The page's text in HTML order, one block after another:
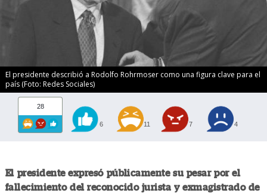
El presidente describió a Rodolfo Rohrmoser como una figura clave para el
país (Foto: Redes Sociales)
28
6 11 7 4
El presidente expresó públicamente su pesar por el
fallecimiento del reconocido jurista y exmagistrado de